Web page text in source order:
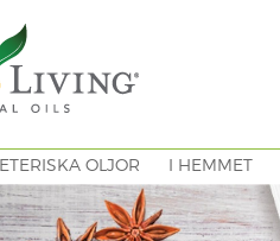
ETERISKA OLJOR I HEMMET